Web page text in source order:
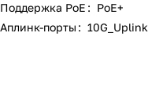
Поддержка PoE: PoE+
Аплинк-порты: 10G_Uplink